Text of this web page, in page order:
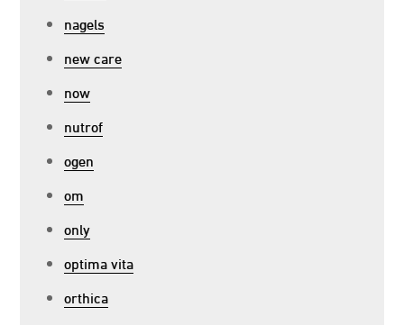
nagels
new care
now
nutrof
ogen
om
only
optima vita
orthica